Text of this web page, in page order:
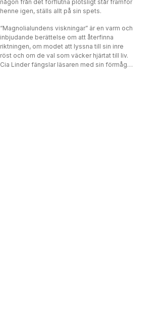
någon från det förflutna plötsligt står framför
henne igen, ställs allt på sin spets.
“Magnolialundens viskningar” är en varm och
inbjudande berättelse om att återfinna
riktningen, om modet att lyssna till sin inre
röst och om de val som väcker hjärtat till liv.
Cia Linder fängslar läsaren med sin förmåga